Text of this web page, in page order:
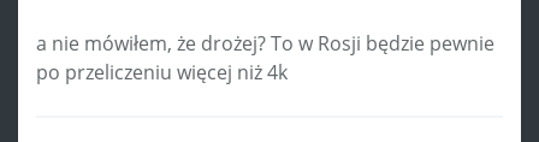
a nie mówiłem, że drożej? To w Rosji będzie pewnie
po przeliczeniu więcej niż 4k